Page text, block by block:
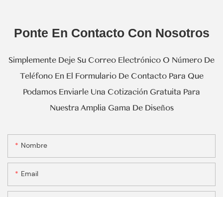
Ponte En Contacto Con Nosotros
Simplemente Deje Su Correo Electrónico O Número De
Teléfono En El Formulario De Contacto Para Que
Podamos Enviarle Una Cotización Gratuita Para
Nuestra Amplia Gama De Diseños
Nombre
Email